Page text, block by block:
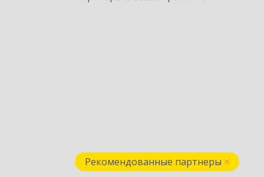
Рекомендованные партнеры